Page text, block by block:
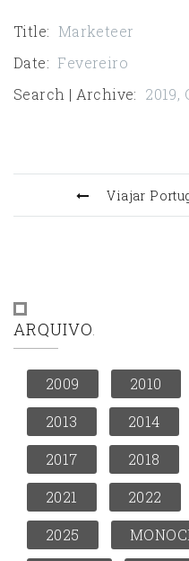
Title: Marketeer
Date: Fevereiro
Search | Archive: 2019,
Viajar
ARQUIVO
2009 2010
2013
2014
2017
2018
2021
2022
2025